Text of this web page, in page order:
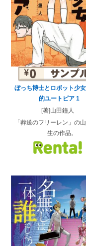
ぼっち博士とロボット少
的ユートピア 1
[著]山田鐘人
「葬送のフリーレン」の
生の作品。